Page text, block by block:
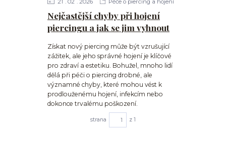
Nejčastější chyby při hojení
piercingu a jak se jim vyhnout
Získat nový piercing může být vzrušující
zážitek, ale jeho správné hojení je klíčové
pro zdraví a estetiku. Bohužel, mnoho lidí
dělá při péči o piercing drobné, ale
významné chyby, které mohou vést k
prodlouženému hojení, infekcím nebo
dokonce trvalému poškození.
strana z 1